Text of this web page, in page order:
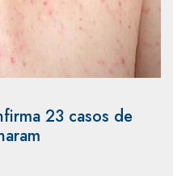
23 casos de